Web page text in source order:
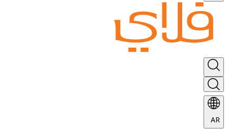
AR